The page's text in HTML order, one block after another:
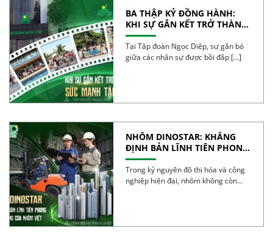
BA THẬP KỶ ĐỒNG HÀNH:
KHI SỰ GẮN KẾT TRỞ THÀNH
SỨC MẠNH TẬP THỂ
Tại Tập đoàn Ngọc Diệp, sự gắn bó
giữa các nhân sự được bồi đắp […]
NHÔM DINOSTAR: KHẲNG
ĐỊNH BẢN LĨNH TIÊN PHONG
VÀ CHẤT LƯỢNG CỦA NHÔM
VIỆT
Trong kỷ nguyên đô thị hóa và công
nghiệp hiện đại, nhôm không còn